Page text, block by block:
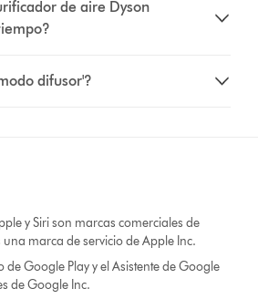
de aire Dyson
difusor'?
y Siri son marcas comerciales de
una marca de servicio de Apple Inc.
de Google Play y el Asistente de Google
de Google Inc.